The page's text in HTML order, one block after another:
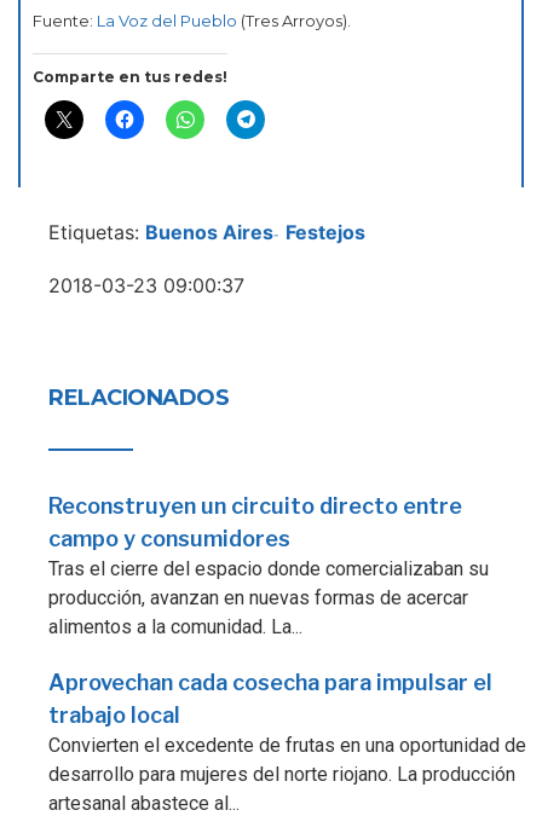
Fuente: La Voz del Pueblo (Tres Arroyos).
Comparte en tus redes!
Etiquetas: Buenos Aires- Festejos
2018-03-23 09:00:37
RELACIONADOS
Reconstruyen un circuito directo entre
campo y consumidores
Tras el cierre del espacio donde comercializaban su
producción, avanzan en nuevas formas de acercar
alimentos a la comunidad. La...
Aprovechan cada cosecha para impulsar el
trabajo local
Convierten el excedente de frutas en una oportunidad de
desarrollo para mujeres del norte riojano. La producción
artesanal abastece al...